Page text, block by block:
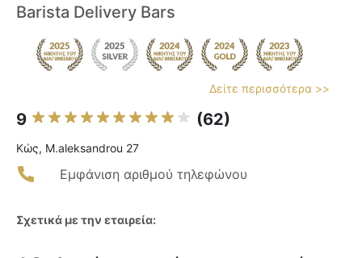
Barista Delivery Bars
Δείτε περισσότερα >>
9 (62)
Κώς, M.aleksandrou 27
Εμφάνιση αριθμού τηλεφώνου
Σχετικά με την εταιρεία: